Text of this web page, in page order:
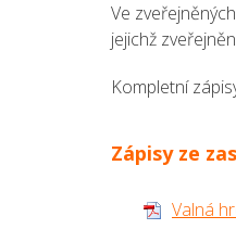
Ve
jejichž
Kompletní
Zápisy ze
Valná